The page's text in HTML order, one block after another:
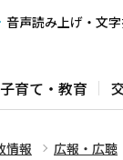
音声読み上げ・文
子育て・教育
情報 広報・広聴